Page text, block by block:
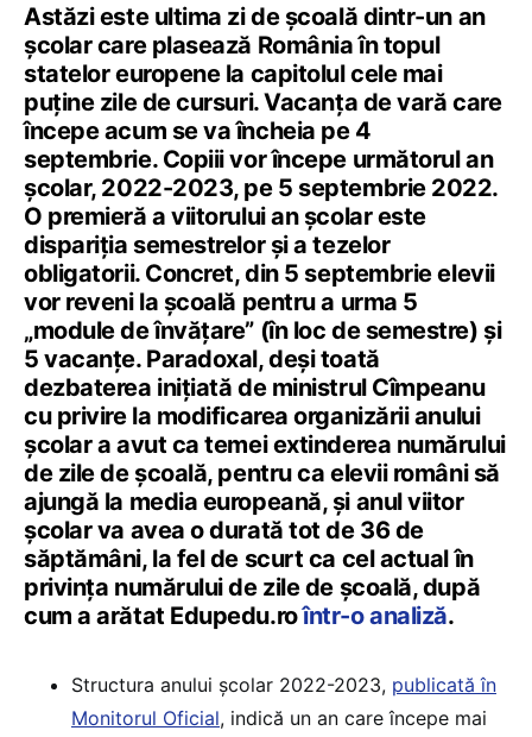
Astăzi este ultima zi de școală dintr-un an
școlar care plasează România în topul
statelor europene la capitolul cele mai
puține zile de cursuri. Vacanța de vară care
începe acum se va încheia pe 4
septembrie. Copiii vor începe următorul an
școlar, 2022-2023, pe 5 septembrie 2022.
O premieră a viitorului an școlar este
dispariția semestrelor și a tezelor
obligatorii. Concret, din 5 septembrie elevii
vor reveni la școală pentru a urma 5
„module de învățare” (în loc de semestre) și
5 vacanțe. Paradoxal, deși toată
dezbaterea inițiată de ministrul Cîmpeanu
cu privire la modificarea organizării anului
școlar a avut ca temei extinderea numărului
de zile de școală, pentru ca elevii români să
ajungă la media europeană, și anul viitor
școlar va avea o durată tot de 36 de
săptămâni, la fel de scurt ca cel actual în
privința numărului de zile de școală, după
cum a arătat Edupedu.roîntr-o analiză.
Structura anului școlar 2022-2023, publicată în
Monitorul Oficial, indică un an care începe mai